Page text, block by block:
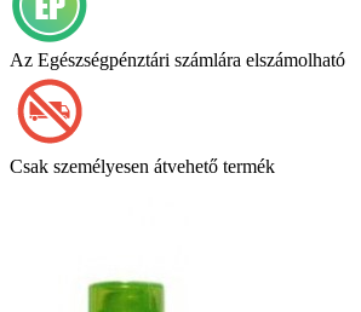
Az Egészségpénztári számlára elszámolható
Csak személyesen átvehető termék